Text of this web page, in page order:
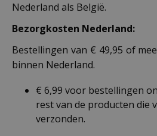
Nederland als België.
Bezorgkosten Nederland:
Bestellingen van € 49,95 of
binnen Nederland.
€ 6,99 voor bestellingen
rest van de producten die
verzonden.